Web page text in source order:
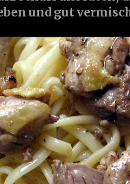
und gut